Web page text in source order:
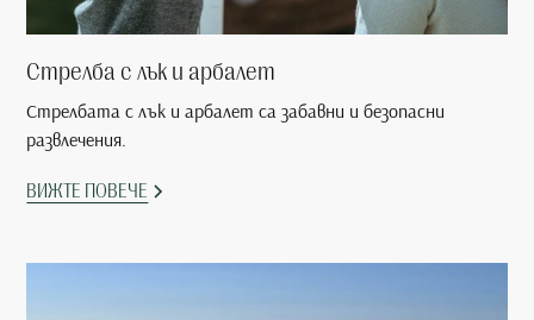
Стрелба с лък и арбалет
Стрелбата с лък и арбалет са забавни и безопасни
развлечения.
ВИЖТЕ ПОВЕЧЕ